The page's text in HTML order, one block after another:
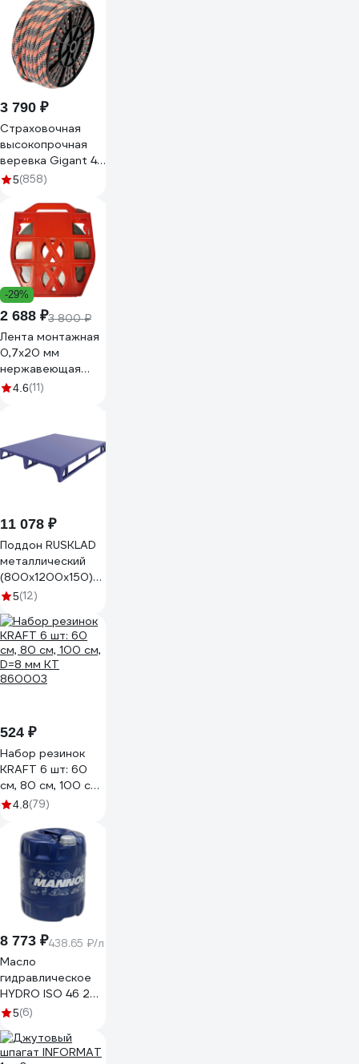
3 790 ₽
Страховочная
высокопрочная
веревка Gigant 48
прядей, 12мм х
5(858)
-29%
2 688 ₽3 800 ₽
Лента монтажная
0,7x20 мм
нержавеющая
сталь 50 метров
4.6(11)
11 078 ₽
Поддон RUSKLAD
металлический
(800x1200x150)
ПМ Евро
5(12)
524 ₽
Набор резинок
KRAFT 6 шт: 60
см, 80 см, 100 см,
D=8 мм KT
4.8(79)
8 773 ₽438.65 ₽/л
Масло
гидравлическое
HYDRO ISO 46 20
л MANNOL 1928
5(6)